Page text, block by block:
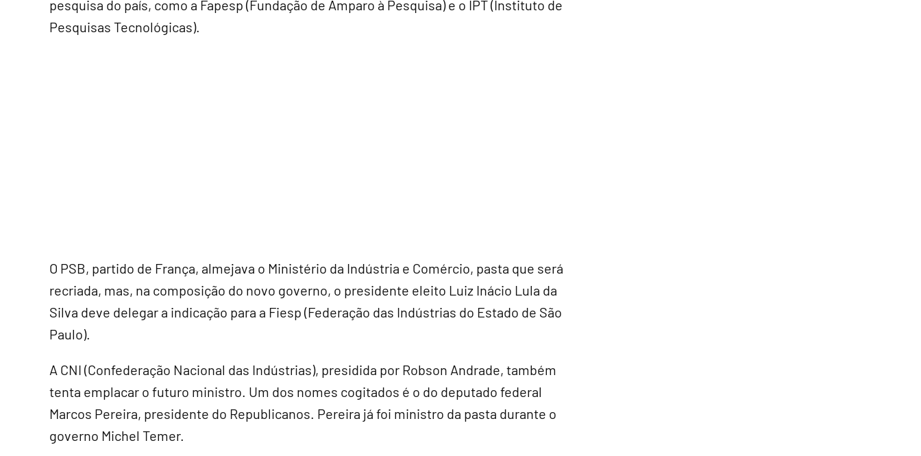
pesquisa do país, como a Fapesp (Fundação de Amparo à Pesquisa) e o IPT (Instituto de
Pesquisas Tecnológicas).
O PSB, partido de França, almejava o Ministério da Indústria e Comércio, pasta que será
recriada, mas, na composição do novo governo, o presidente eleito Luiz Inácio Lula da
Silva deve delegar a indicação para a Fiesp (Federação das Indústrias do Estado de São
Paulo).
A CNI (Confederação Nacional das Indústrias), presidida por Robson Andrade, também
tenta emplacar o futuro ministro. Um dos nomes cogitados é o do deputado federal
Marcos Pereira, presidente do Republicanos. Pereira já foi ministro da pasta durante o
governo Michel Temer.